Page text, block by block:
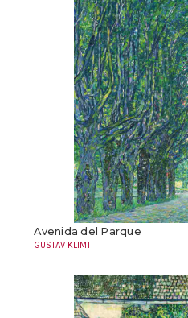
Avenida del Parque
GUSTAV KLIMT